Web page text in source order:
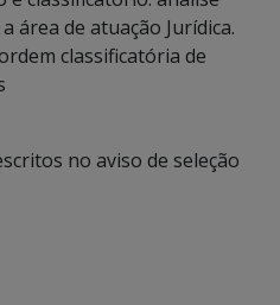
área de atuação Jurídica.
classificatória de
no aviso de seleção